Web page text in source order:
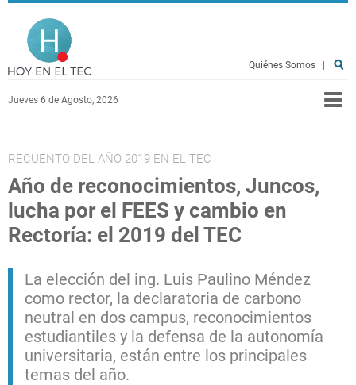
Pasar al contenido principal
Jueves 6 de Agosto, 2026
Quiénes Somos
RECUENTO DEL AÑO 2019 EN EL TEC
Año de reconocimientos, Juncos,
lucha por el FEES y cambio en
Rectoría: el 2019 del TEC
La elección del ing. Luis Paulino Méndez
como rector, la declaratoria de carbono
neutral en dos campus, reconocimientos
estudiantiles y la defensa de la autonomía
universitaria, están entre los principales
temas del año.